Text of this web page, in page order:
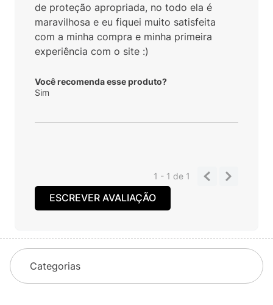
de proteção apropriada, no todo ela é
maravilhosa e eu fiquei muito satisfeita
com a minha compra e minha primeira
experiência com o site :)
Você recomenda esse produto?
Sim
1 - 1de 1
ESCREVER AVALIAÇÃO
Categorias